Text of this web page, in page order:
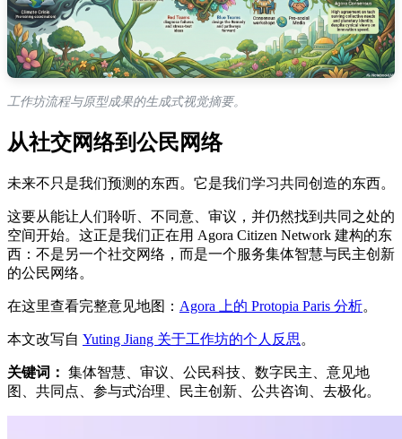
工作坊流程与原型成果的生成式视觉摘要。
从社交网络到公民网络
未来不只是我们预测的东西。它是我们学习共同创造的东西。
这要从能让人们聆听、不同意、审议，并仍然找到共同之处的
空间开始。这正是我们正在用 Agora Citizen Network 建构的东
西：不是另一个社交网络，而是一个服务集体智慧与民主创新
的公民网络。
在这里查看完整意见地图： Agora 上的 Protopia Paris 分析。
本文改写自 Yuting Jiang 关于工作坊的个人反思。
关键词： 集体智慧、审议、公民科技、数字民主、意见地
图、共同点、参与式治理、民主创新、公共咨询、去极化。